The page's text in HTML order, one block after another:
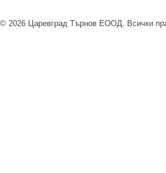
© 2026 Царевград Търнов ЕООД. Всички